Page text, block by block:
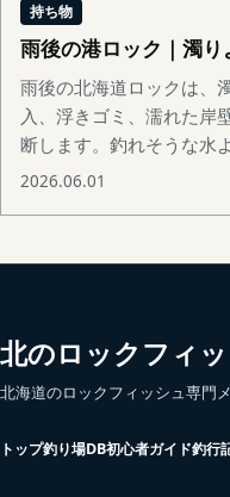
持ち物
雨後の港ロック｜濁
雨後の北海道ロックは、
入、浮きゴミ、濡れた岸
断します。釣れそうな水
2026.06.01
北のロックフィ
北海道のロックフィッシュ専門
トップ釣り場DB初心者ガイド釣行